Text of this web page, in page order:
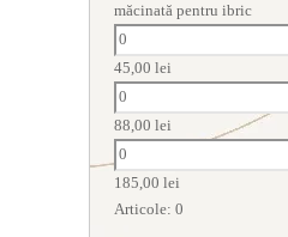
măcinată pentru ibric
45,00 lei
88,00 lei
185,00 lei
Articole: 0